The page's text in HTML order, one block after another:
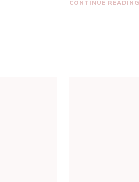
CONTINUE READING